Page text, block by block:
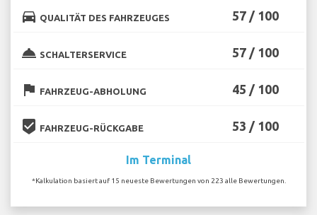
directions_car QUALITÄT DES FAHRZEUGES 57 / 100
room_service SCHALTERSERVICE 57 / 100
flag FAHRZEUG-ABHOLUNG 45 / 100
beenhere FAHRZEUG-RÜCKGABE 53 / 100
Im Terminal
*Kalkulation basiert auf 15 neueste Bewertungen von 223 alle Bewertungen.